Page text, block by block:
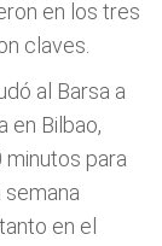
en los tres
claves.
al Barsa a
en Bilbao,
para
semana
en el